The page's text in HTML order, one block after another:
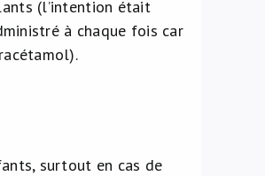
(l’intention était
à chaque fois car
surtout en cas de